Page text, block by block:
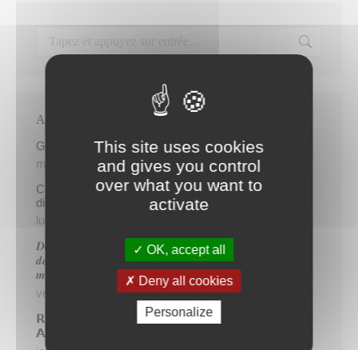
Articles récents
Gratuité du parking de l’HDV le dimanche matin
mercredi 5 août
Cinq demandeurs d’emploi de Papeete intègrent le
dispositif TIATURI AMO
lundi 3 août
𝑫𝒆𝒖𝒙 𝒔𝒂𝒑𝒆𝒖𝒓𝒔-𝒑𝒐𝒎𝒑𝒊𝒆𝒓𝒔 𝒅𝒆 𝑷𝒂𝒑𝒆𝒆𝒕𝒆 𝒂𝒖𝒙 𝒄𝒐̂𝒕𝒆́𝒔 𝒅𝒖
𝒅𝒆́𝒕𝒂𝒄𝒉𝒆𝒎𝒆𝒏𝒕 𝒑𝒐𝒍𝒚𝒏𝒆́𝒔𝒊𝒆𝒏 𝒆𝒏 𝒓𝒆𝒏𝒇𝒐𝒓𝒕 𝒅𝒆𝒔 𝒆́𝒒𝒖𝒊𝒑𝒆𝒔
𝒎𝒐𝒃𝒊𝒍𝒊𝒔𝒆́𝒆𝒔 𝒅𝒂𝒏𝒔 𝒍’𝑯𝒆𝒙𝒂𝒈𝒐𝒏𝒆
vendredi 31 juillet
𝗥é𝘂𝗻𝗶𝗼𝗻 𝗱’𝗶𝗻𝗳𝗼𝗿𝗺𝗮𝘁𝗶𝗼𝗻 𝘀𝘂𝗿 𝗹𝗮 𝗳𝗶𝗹𝗶è𝗿𝗲
𝗔𝗴𝗿𝗶𝗰𝗼𝗹𝗲
This site uses cookies
and gives you control
over what you want to
activate
OK, accept all
Deny all cookies
Personalize